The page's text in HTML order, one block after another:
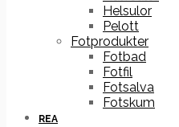
Helsulor
Pelott
Fotprodukter
Fotbad
Fotfil
Fotsalva
Fotskum
REA